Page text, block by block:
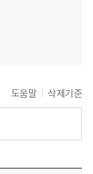
도움말 삭제기준